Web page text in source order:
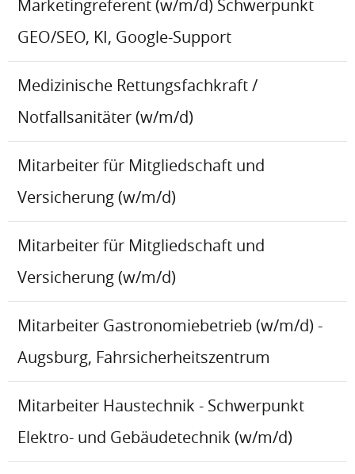
Marketingreferent (w/m/d) Schwerpunkt
GEO/SEO, KI, Google-Support
Medizinische Rettungsfachkraft /
Notfallsanitäter (w/m/d)
Mitarbeiter für Mitgliedschaft und
Versicherung (w/m/d)
Mitarbeiter für Mitgliedschaft und
Versicherung (w/m/d)
Mitarbeiter Gastronomiebetrieb (w/m/d) -
Augsburg, Fahrsicherheitszentrum
Mitarbeiter Haustechnik - Schwerpunkt
Elektro- und Gebäudetechnik (w/m/d)